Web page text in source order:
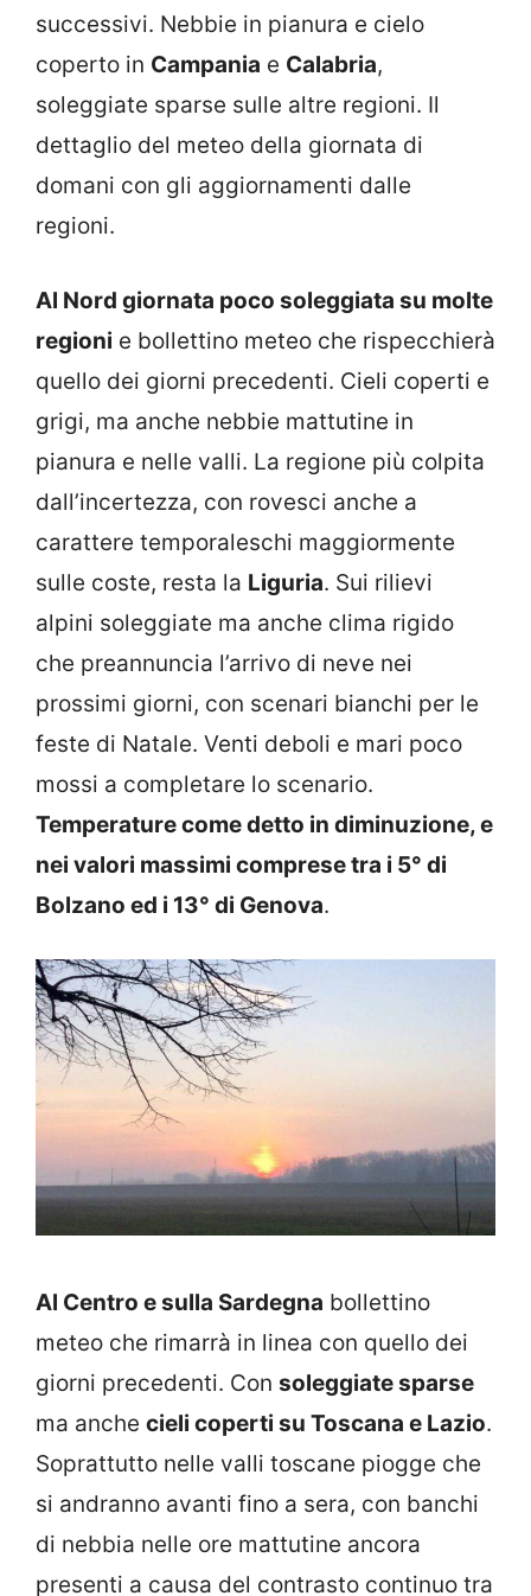
successivi. Nebbie in pianura e cielo
coperto in Campania e Calabria,
soleggiate sparse sulle altre regioni. Il
dettaglio del meteo della giornata di
domani con gli aggiornamenti dalle
regioni.
Al Nord giornata poco soleggiata su molte
regioni e bollettino meteo che rispecchierà
quello dei giorni precedenti. Cieli coperti e
grigi, ma anche nebbie mattutine in
pianura e nelle valli. La regione più colpita
dall’incertezza, con rovesci anche a
carattere temporaleschi maggiormente
sulle coste, resta la Liguria. Sui rilievi
alpini soleggiate ma anche clima rigido
che preannuncia l’arrivo di neve nei
prossimi giorni, con scenari bianchi per le
feste di Natale. Venti deboli e mari poco
mossi a completare lo scenario.
Temperature come detto in diminuzione, e
nei valori massimi comprese tra i 5° di
Bolzano ed i 13° di Genova.
Al Centro e sulla Sardegna bollettino
meteo che rimarrà in linea con quello dei
giorni precedenti. Con soleggiate sparse
ma anche cieli coperti su Toscana e Lazio.
Soprattutto nelle valli toscane piogge che
si andranno avanti fino a sera, con banchi
di nebbia nelle ore mattutine ancora
presenti a causa del contrasto continuo tra